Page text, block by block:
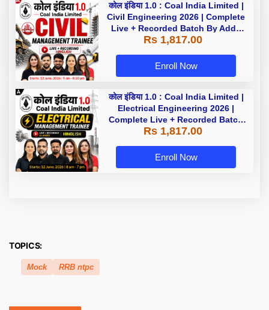
कोल इंडिया 1.0 : Coal India Limited |
Civil Engineering 2026 | Complete
Live + Recorded Batch By Adda
247
Rs 1,817.00
Enroll Now
कोल इंडिया 1.0 : Coal India Limited |
Electrical Engineering 2026 |
Complete Live + Recorded Batch
By Adda 247
Rs 1,817.00
Enroll Now
TOPICS:
Mock RRB ntpc